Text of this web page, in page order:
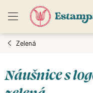
Zelená
Náušnice s